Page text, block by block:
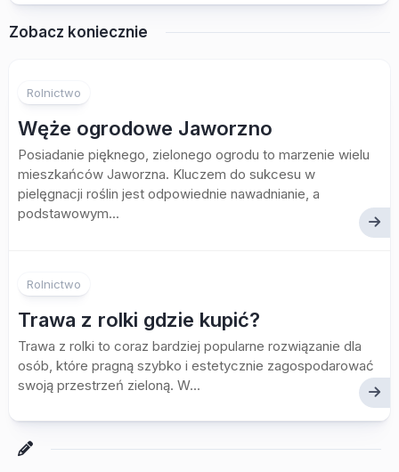
Zobacz koniecznie
Rolnictwo
Węże ogrodowe Jaworzno
Posiadanie pięknego, zielonego ogrodu to marzenie wielu
mieszkańców Jaworzna. Kluczem do sukcesu w
pielęgnacji roślin jest odpowiednie nawadnianie, a
podstawowym...
Rolnictwo
Trawa z rolki gdzie kupić?
Trawa z rolki to coraz bardziej popularne rozwiązanie dla
osób, które pragną szybko i estetycznie zagospodarować
swoją przestrzeń zieloną. W...